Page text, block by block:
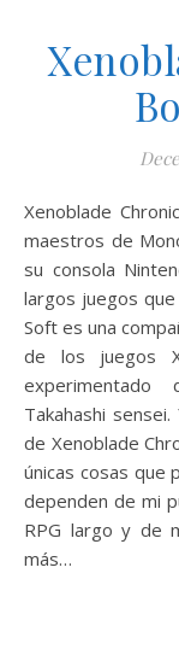
Xenoblade Chronicles 2 es un JRPG desarrollado por los
maestros de
su consola
largos juegos
Soft es una
de los juegos
experimentado
Takahashi
de Xenoblade
únicas cosas que
dependen de mi
RPG largo y de
más…